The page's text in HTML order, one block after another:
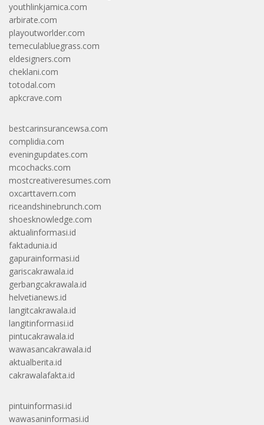
youthlinkjamica.com
arbirate.com
playoutworlder.com
temeculabluegrass.com
eldesigners.com
cheklani.com
totodal.com
apkcrave.com
bestcarinsurancewsa.com
complidia.com
eveningupdates.com
mcochacks.com
mostcreativeresumes.com
oxcarttavern.com
riceandshinebrunch.com
shoesknowledge.com
aktualinformasi.id
faktadunia.id
gapurainformasi.id
gariscakrawala.id
gerbangcakrawala.id
helvetianews.id
langitcakrawala.id
langitinformasi.id
pintucakrawala.id
wawasancakrawala.id
aktualberita.id
cakrawalafakta.id
pintuinformasi.id
wawasaninformasi.id